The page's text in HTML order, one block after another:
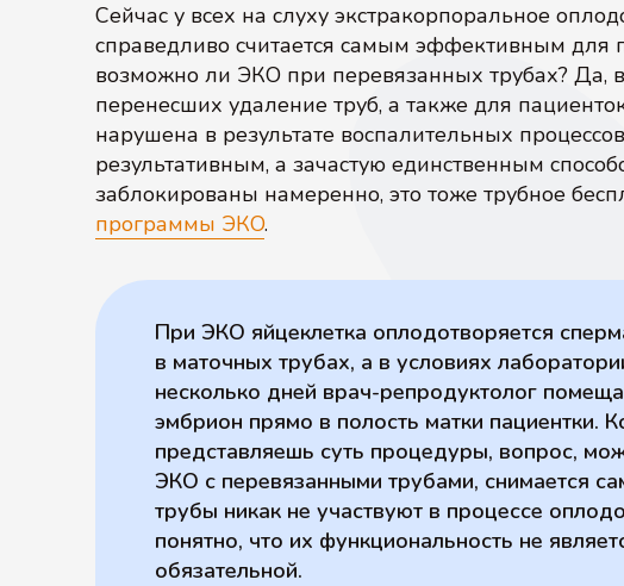
Сейчас у всех на слуху экстракорпоральное
справедливо считается самым эффективным для
возможно ли ЭКО при перевязанных трубах?
перенесших удаление труб, а также для
нарушена в результате воспалительных
результативным, а зачастую единственным
заблокированы намеренно, это тоже трубное
программы ЭКО.
При ЭКО яйцеклетка оплодотворяется
в маточных трубах, а в условиях
несколько дней врач-репродуктолог
эмбрион прямо в полость матки пациентки.
представляешь суть процедуры, вопрос,
ЭКО с перевязанными трубами, снимается
трубы никак не участвуют в процессе
понятно, что их функциональность не
обязательной.